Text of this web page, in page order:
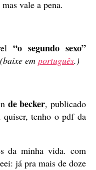
vale a pena.
“o segundo sexo”
(baixe em português.)
de becker, publicado
quiser, tenho o pdf da
da minha vida. com
já pra mais de doze